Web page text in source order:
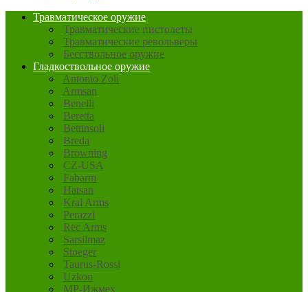
Травматическое оружие
Травматические пистолеты
Травматические револьверы
Бесствольное оружие
Гладкоствольное оружие
Antonio Zoli
Armsan
Benelli
Beretta
Bettinsoli
Breda
Browning
CZ-USA
Fabarm
Hatsan
Kral Arms
Perazzi
Rec Arms
Sarsilmaz
Stoeger
Taurus-Rossi
Uzkon
MP-Ижмех